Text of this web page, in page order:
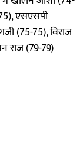
एसएसपी
(75-75), विराज
राज (79-79)